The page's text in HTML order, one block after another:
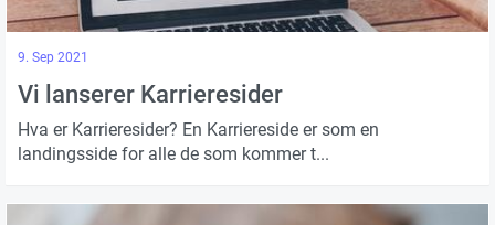
9. Sep 2021
Vi lanserer Karrieresider
Hva er Karrieresider? En Karriereside er som en
landingsside for alle de som kommer t...